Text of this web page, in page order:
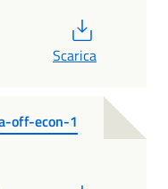
Scarica
off-econ-1